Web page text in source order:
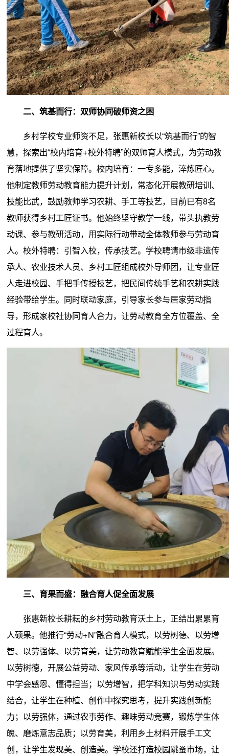
二、筑基而行：双师协同破师资之困
乡村学校专业师资不足，张惠新校长以“筑基而行”的智
慧，探索出“校内培育+校外特聘”的双师育人模式，为劳动教
育落地提供了坚实保障。校内培育：一专多能，淬炼匠心。
他制定教师劳动教育能力提升计划，常态化开展教研培训、
技能比武，鼓励教师学习农耕、手工等技艺，目前已有8名
教师获得乡村工匠证书。他始终坚守教学一线，带头执教劳
动课、参与教研活动，用实际行动带动全体教师参与劳动育
人。校外特聘：引智入校，传承技艺。学校聘请市级非遗传
承人、农业技术人员、乡村工匠组成校外导师团，让专业匠
人走进校园、手把手传授技艺，把民间传统手艺和农耕实践
经验带给学生。同时联动家庭，引导家长参与居家劳动指
导，形成家校社协同育人合力，让劳动教育全方位覆盖、全
过程育人。
三、育果而盛：融合育人促全面发展
张惠新校长耕耘的乡村劳动教育沃土上，正结出累累育
人硕果。他推行“劳动+N”融合育人模式，以劳树德、以劳增
智、以劳强体、以劳育美，让劳动教育赋能学生全面发展。
以劳树德，开展公益劳动、家风传承等活动，让学生在劳动
中学会感恩、懂得担当；以劳增智，把学科知识与劳动实践
结合，让学生在种植、创作中探究思考，提升实践创新能
力；以劳强体，通过农事劳作、趣味劳动竞赛，锻炼学生体
魄、磨炼意志品质；以劳育美，利用乡土材料开展手工文
创，让学生发现美、创造美。学校还打造校园跳蚤市场，让